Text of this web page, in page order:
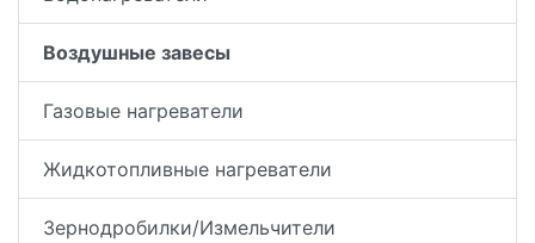
Воздушные завесы
Газовые нагреватели
Жидкотопливные нагреватели
Зернодробилки/Измельчители